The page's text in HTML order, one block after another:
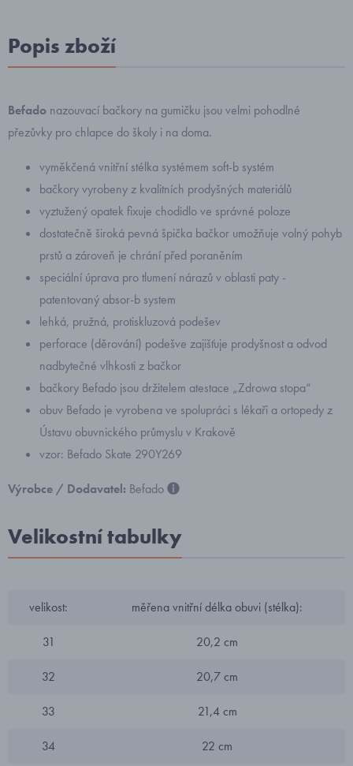
Popis zboží
Befado nazouvací bačkory na gumičku jsou velmi pohodlné
přezůvky pro chlapce do školy i na doma.
vyměkčená vnitřní stélka systémem soft-b systém
bačkory vyrobeny z kvalitních prodyšných materiálů
vyztužený opatek fixuje chodidlo ve správné poloze
dostatečně široká pevná špička bačkor umožňuje volný pohyb
prstů a zároveň je chrání před poraněním
speciální úprava pro tlumení nárazů v oblasti paty -
patentovaný absor-b system
lehká, pružná, protiskluzová podešev
perforace (děrování) podešve zajišťuje prodyšnost a odvod
nadbytečné vlhkosti z bačkor
bačkory Befado jsou držitelem atestace „Zdrowa stopa“
obuv Befado je vyrobena ve spolupráci s lékaři a ortopedy z
Ústavu obuvnického průmyslu v Krakově
vzor: Befado Skate 290Y269
Výrobce / Dodavatel: Befado
Velikostní tabulky
velikost: měřena vnitřní délka obuvi (stélka):
31 20,2 cm
32 20,7 cm
33 21,4 cm
34 22 cm